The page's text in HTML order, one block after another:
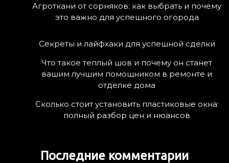
Агроткани от сорняков: как выбрать и почему
это важно для успешного огорода
Секреты и лайфхаки для успешной сделки
Что такое теплый шов и почему он станет
вашим лучшим помощником в ремонте и
отделке дома
Сколько стоит установить пластиковые окна:
полный разбор цен и нюансов
Последние комментарии